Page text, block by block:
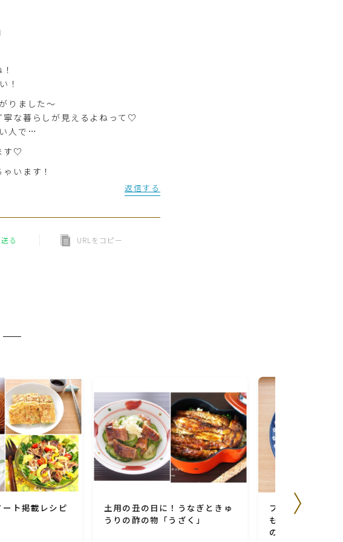
！
りました～
寧な暮らしが見えるよねって♡
人で…
す♡
います！
返信する
る URLをコピー
ト掲載レシピ
土用の丑の日に！うなぎときゅ
うりの酢の物「うざく」
フーディストノ
もに好かれる味
の具だくさんピ